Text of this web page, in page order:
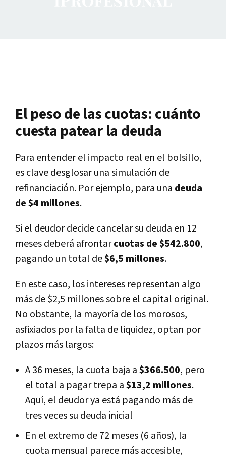
El peso de las cuotas: cuánto
cuesta patear la deuda
Para entender el impacto real en el bolsillo,
es clave desglosar una simulación de
refinanciación. Por ejemplo, para una deuda
de $4 millones.
Si el deudor decide cancelar su deuda en 12
meses deberá afrontarcuotas de $542.800,
pagando un total de$6,5 millones.
En este caso, los intereses representan algo
más de $2,5 millones sobre el capital original.
No obstante, la mayoría de los morosos,
asfixiados por la falta de liquidez, optan por
plazos más largos:
A 36 meses, la cuota baja a$366.500, pero
el total a pagar trepa a$13,2 millones.
Aquí, el deudor ya está pagando más de
tres veces su deuda inicial
En el extremo de 72 meses (6 años), la
cuota mensual parece más accesible,